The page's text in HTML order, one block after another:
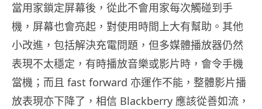
當用家鎖定屏幕後，從此不會用家每次觸碰到手
機，屏幕也會亮起，對使用時間上大有幫助。其他
小改進，包括解決充電問題，但多媒體播放器仍然
表現不太穩定，有時播放音樂或影片時，會令手機
當機；而且 fast forward 亦運作不能，整體影片播
放表現亦下降了，相信 Blackberry 應該從善如流，